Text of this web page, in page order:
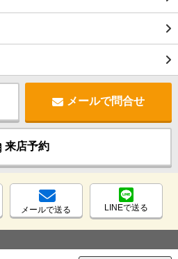
メールで問合せ
来店予約
メールで送る LINEで送る